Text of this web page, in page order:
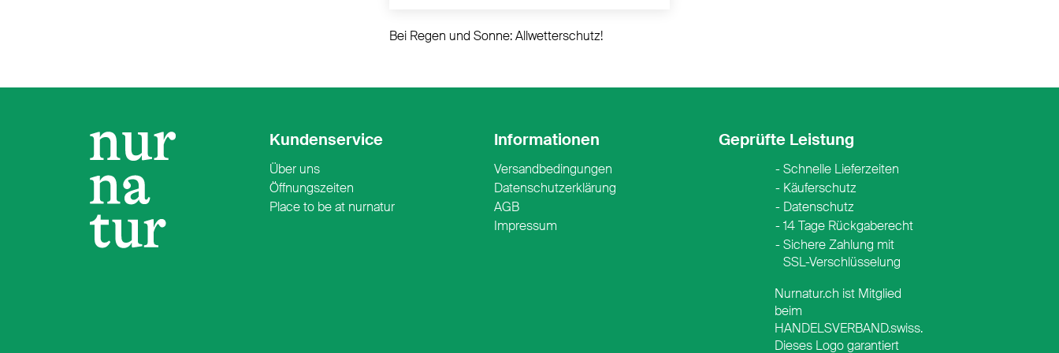
Bei Regen und Sonne: Allwetterschutz!
Kundenservice
Über uns
Öffnungszeiten
Place to be at nurnatur
Informationen
Versandbedingungen
Datenschutzerklärung
AGB
Impressum
Geprüfte Leistung
Schnelle Lieferzeiten
Käuferschutz
Datenschutz
14 Tage Rückgaberecht
Sichere Zahlung mit
SSL-Verschlüsselung
Nurnatur.ch ist Mitglied
beim
HANDELSVERBAND.swiss.
Dieses Logo garantiert